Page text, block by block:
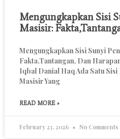
Mengungkapkan Sisi
Masisir:
Mengungkapkan Sisi Sunyi
Fakta,Tantangan, Dan
Iqbal Danial Haq Ada Satu
Masisir Yang
READ MORE »
February 23, 2026 No Comments